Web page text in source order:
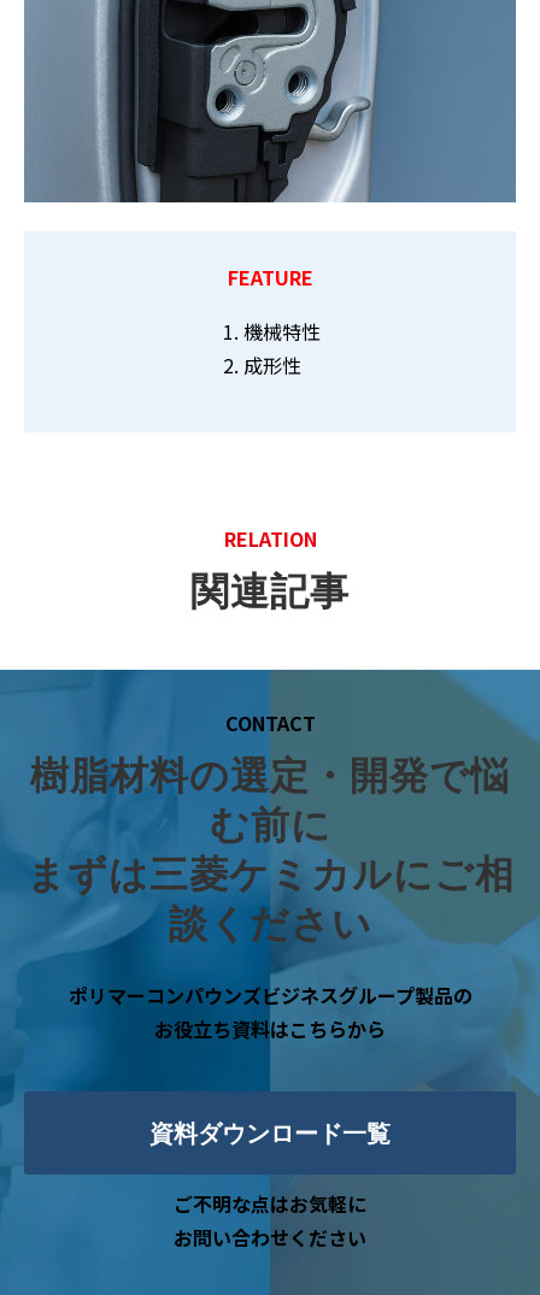
FEATURE
機械特性
成形性
RELATION
関連記事
CONTACT
樹脂材料の選定・開発で悩
む前に
まずは三菱ケミカルにご相
談ください
ポリマーコンパウンズビジネスグループ製品の
お役立ち資料はこちらから
資料ダウンロード一覧
ご不明な点はお気軽に
お問い合わせください